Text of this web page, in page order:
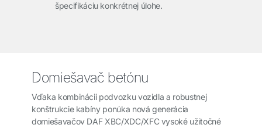
špecifikáciu konkrétnej úlohe.
Domiešavač betónu
Vďaka kombinácii podvozku vozidla a robustnej
konštrukcie kabíny ponúka nová generácia
domiešavačov DAF XBC/XDC/XFC vysoké užitočné